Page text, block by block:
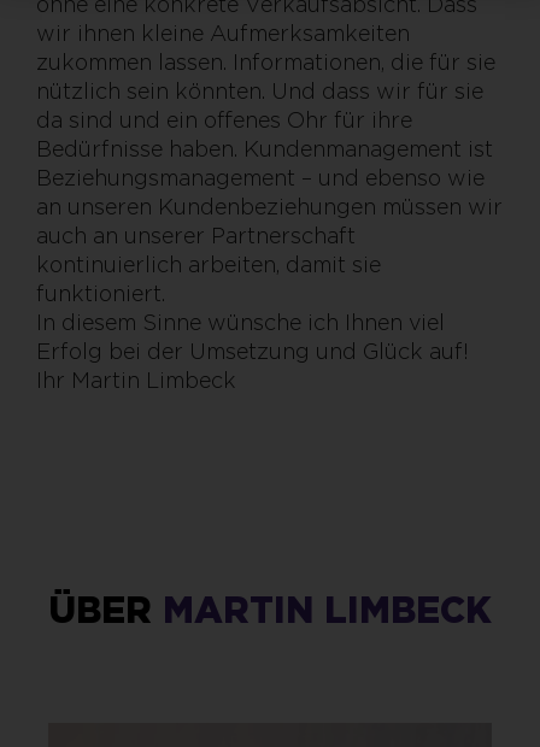
wir ihnen kleine Aufmerksamkeiten
zukommen lassen. Informationen, die für sie
nützlich sein könnten. Und dass wir für sie
da sind und ein offenes Ohr für ihre
Bedürfnisse haben. Kundenmanagement ist
Beziehungsmanagement – und ebenso wie
an unseren Kundenbeziehungen müssen wir
auch an unserer Partnerschaft
kontinuierlich arbeiten, damit sie
funktioniert.
In diesem Sinne wünsche ich Ihnen viel
Erfolg bei der Umsetzung und Glück auf!
Ihr Martin Limbeck
ÜBER MARTIN LIMBECK